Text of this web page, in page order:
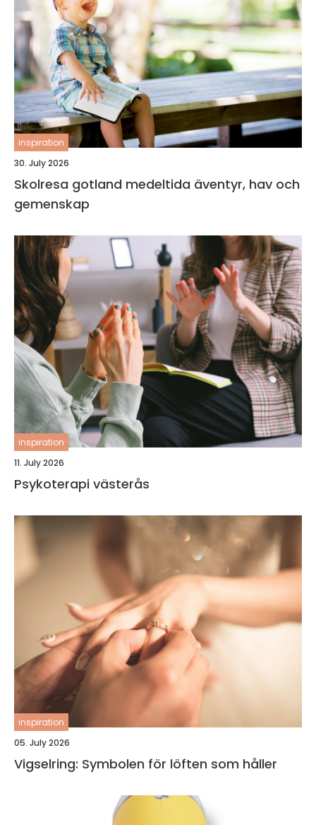
inspiration
30. July 2026
Skolresa gotland medeltida äventyr, hav och
gemenskap
inspiration
11. July 2026
Psykoterapi västerås
inspiration
05. July 2026
Vigselring: Symbolen för löften som håller